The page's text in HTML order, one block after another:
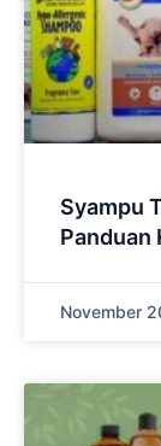
Syampu
Panduan
November